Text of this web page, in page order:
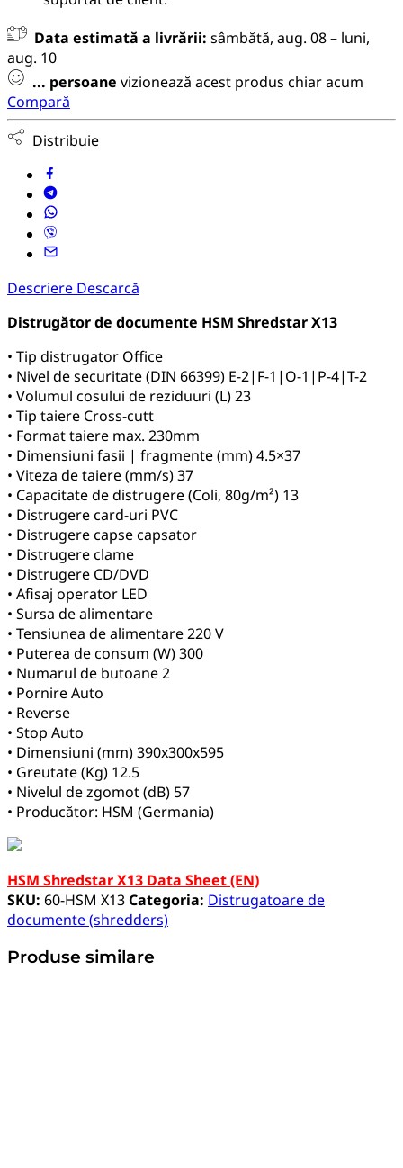
Data estimată a livrării: sâmbătă, aug. 08 – luni,
aug. 10
... persoane vizionează acest produs chiar acum
Compară
Distribuie
Descriere Descarcă
Distrugător de documente HSM Shredstar X13
• Tip distrugator Office
• Nivel de securitate (DIN 66399) E-2|F-1|O-1|P-4|T-2
• Volumul cosului de reziduuri (L) 23
• Tip taiere Cross-cutt
• Format taiere max. 230mm
• Dimensiuni fasii | fragmente (mm) 4.5×37
• Viteza de taiere (mm/s) 37
• Capacitate de distrugere (Coli, 80g/m²) 13
• Distrugere card-uri PVC
• Distrugere capse capsator
• Distrugere clame
• Distrugere CD/DVD
• Afisaj operator LED
• Sursa de alimentare
• Tensiunea de alimentare 220 V
• Puterea de consum (W) 300
• Numarul de butoane 2
• Pornire Auto
• Reverse
• Stop Auto
• Dimensiuni (mm) 390x300x595
• Greutate (Kg) 12.5
• Nivelul de zgomot (dB) 57
• Producător: HSM (Germania)
HSM Shredstar X13 Data Sheet (EN)
SKU: 60-HSM X13Categoria: Distrugatoare de
documente (shredders)
Produse similare